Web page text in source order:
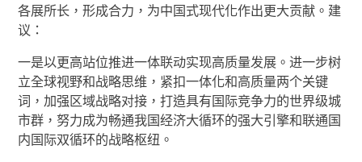
各展所长，形成合力，为中国式现代化作出更大贡献。建
议：
一是以更高站位推进一体联动实现高质量发展。进一步树
立全球视野和战略思维，紧扣一体化和高质量两个关键
词，加强区域战略对接，打造具有国际竞争力的世界级城
市群，努力成为畅通我国经济大循环的强大引擎和联通国
内国际双循环的战略枢纽。